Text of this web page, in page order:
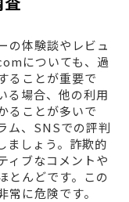
の体験談やレビュ
についても、過
ることが重要で
る場合、他の利用
ることが多いで
ム、SNSでの評判
ましょう。詐欺的
ィブなコメントや
とんどです。この
に危険です。